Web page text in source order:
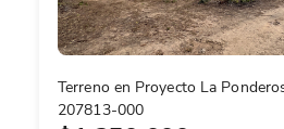
Terreno en Proyecto La
207813-000